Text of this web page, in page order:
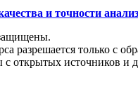
и точности
разрешается только с
открытых источников и